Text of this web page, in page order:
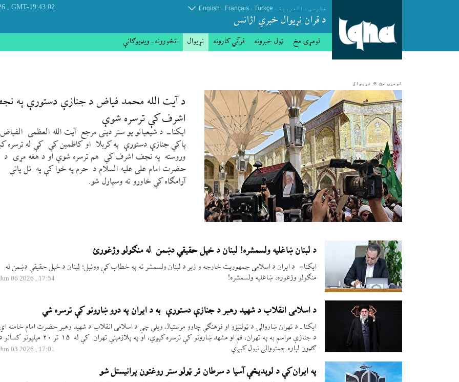
GMT-19:43:02
, Thursday 06 August 2026 فارسی . العربیة .
Türkçe
.
Français
.
English
د قران نړيوال خبري اژانس
لومړۍ مخ ټول خبرونه قرآني کارونه نړيوال انځورونه ـ ویډیوګانې
لومړۍ مخ » نړيوال
د آیت الله محمد فیاض د جنازې دستورې په
اشرف کې ترسره شوې
ایکنا- د شیعیانو یو ستر دینی مرجع آیت الله العظمی
پاکې جنازې دستورې په کربلا او کاظمین کې کې له ترسره
وروسته په نجف اشرف کې هم ترسره شوې او د هغه مړی د
حضرت امام علی علیه السلام د حرم په خوا کې په تل پاتې
آرامګاه کې خاورو ته وسپارل شو.
د لبنان ښاغلیه ولسمشره! لبنان د خپل حقیقي دښمن له منګولو وژغورئ
ایکنا= د ایران د اسلامی جمهوریت خارجه و زیر د لبنان ولسمشر ته په خطاب کې ووئيل؛ لبنان د خپل حقیقي دښمن له
منګولو وژغوره، ښاغلیه ولسمشره!
17:54 , 2026 Jun 06
د اسلامی انقلاب د شهید رهبر د جنازې دستورې به د ایران په درو ښارونو کې ترسره شي
ایکنا ـ د تهران ښاروالۍ د ټولنیزو او فرهنګي چارو مرستیال ویلي چې د اسلامی انقلاب د شهید رهبر حضرت امام خامنه اي
د جنازې مراسم به په تهران، قم او مشهد ښارونو کې ترسره کېږي، او په پلازمېنې تهران کې له ۱۵ تر ۲۰ میلیونو کسانو د
ګډون لپاره چمتووالی نیول کېږي.
17:01 , 2026 Jun 03
په ایران کې د لوېدیځې آسیا د سرطان تر ټولو ستر روغتون پرانیستل شو